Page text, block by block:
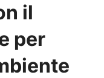
il
per